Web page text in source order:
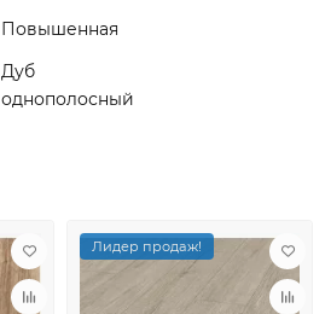
Повышенная
Дуб
однополосный
Лидер продаж!